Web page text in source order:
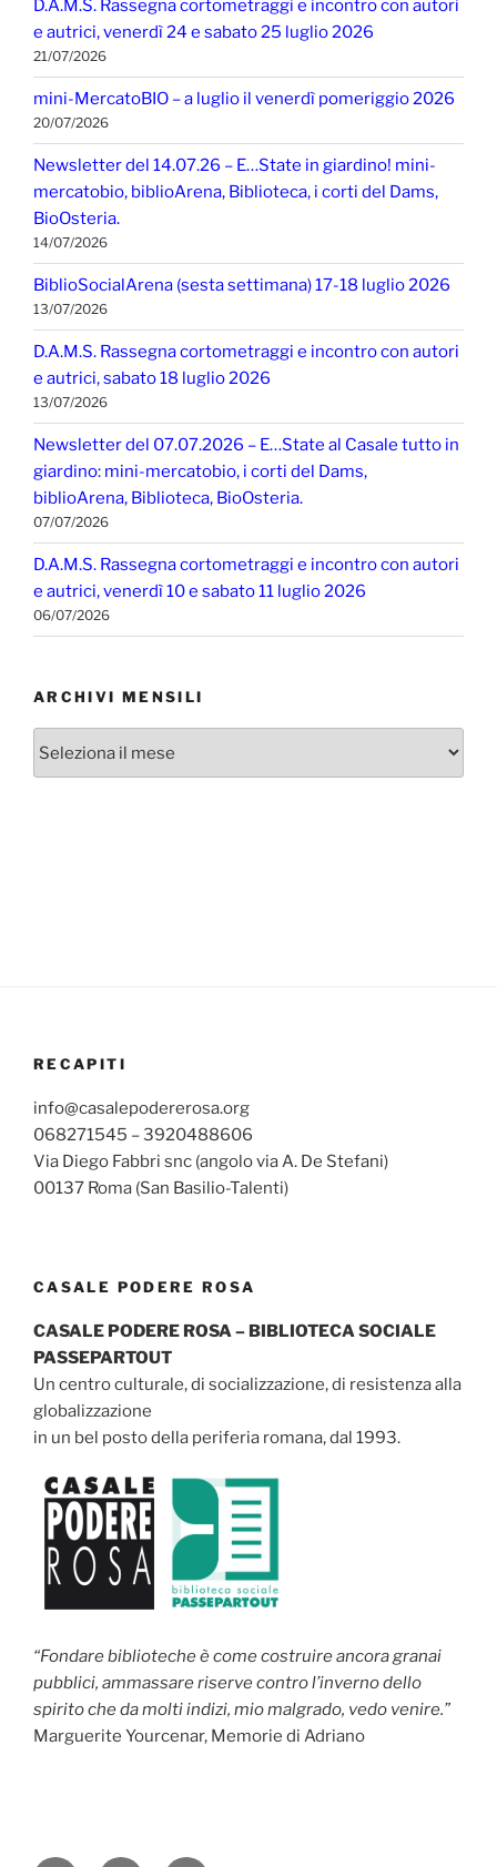
D.A.M.S. Rassegna cortometraggi e incontro con autori
e autrici, venerdì 24 e sabato 25 luglio 2026
21/07/2026
mini-MercatoBIO – a luglio il venerdì pomeriggio 2026
20/07/2026
Newsletter del 14.07.26 – E…State in giardino! mini-
mercatobio, biblioArena, Biblioteca, i corti del Dams,
BioOsteria.
14/07/2026
BiblioSocialArena (sesta settimana) 17-18 luglio 2026
13/07/2026
D.A.M.S. Rassegna cortometraggi e incontro con autori
e autrici, sabato 18 luglio 2026
13/07/2026
Newsletter del 07.07.2026 – E…State al Casale tutto in
giardino: mini-mercatobio, i corti del Dams,
biblioArena, Biblioteca, BioOsteria.
07/07/2026
D.A.M.S. Rassegna cortometraggi e incontro con autori
e autrici, venerdì 10 e sabato 11 luglio 2026
06/07/2026
ARCHIVI MENSILI
RECAPITI
info@casalepodererosa.org
068271545 – 3920488606
Via Diego Fabbri snc (angolo via A. De Stefani)
00137 Roma (San Basilio-Talenti)
CASALE PODERE ROSA
CASALE PODERE ROSA – BIBLIOTECA SOCIALE
PASSEPARTOUT
Un centro culturale, di socializzazione, di resistenza alla
globalizzazione
in un bel posto della periferia romana, dal 1993.
“Fondare biblioteche è come costruire ancora granai
pubblici, ammassare riserve contro l’inverno dello
spirito che da molti indizi, mio malgrado, vedo venire.”
Marguerite Yourcenar, Memorie di Adriano